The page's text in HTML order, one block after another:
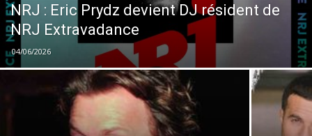
NRJ : Eric Prydz devient DJ résident de
NRJ Extravadance
04/06/2026